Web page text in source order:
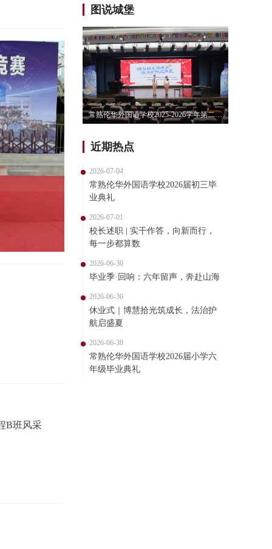
B班风采
图说城堡
常熟伦华外国语学校2025-2026学年第二学期休业式
近期热点
2026-07-04
常熟伦华外国语学校2026届初三毕
业典礼
2026-07-01
校长述职 | 实干作答，向新而行，
每一步都算数
2026-06-30
毕业季·回响：六年留声，奔赴山海
2026-06-30
休业式｜博慧拾光筑成长，法治护
航启盛夏
2026-06-30
常熟伦华外国语学校2026届小学六
年级毕业典礼